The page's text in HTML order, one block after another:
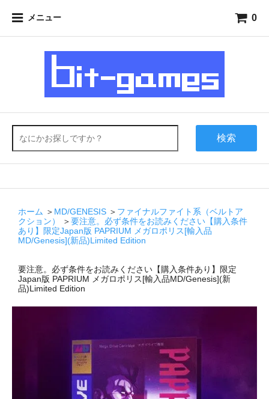
メニュー 0
検索
ホーム ＞ MD/GENESIS ＞ ファイナルファイト系（ベルトア
クション）
＞要注意。必ず条件をお読みください【購入条件
あり】限定Japan版 PAPRIUM メガロポリス[輸入品
MD/Genesis](新品)Limited Edition
要注意。必ず条件をお読みください【購入条件あり】限定
Japan版 PAPRIUM メガロポリス[輸入品MD/Genesis](新
品)Limited Edition